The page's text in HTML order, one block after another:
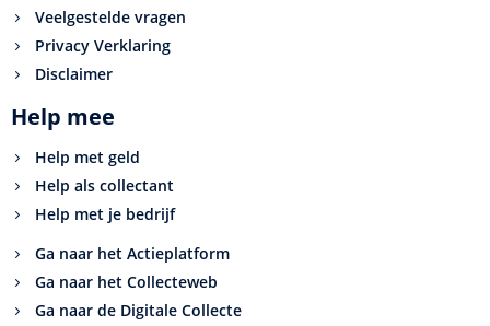
Veelgestelde vragen
Privacy Verklaring
Disclaimer
Help mee
Help met geld
Help als collectant
Help met je bedrijf
Ga naar het Actieplatform
Ga naar het Collecteweb
Ga naar de Digitale Collecte